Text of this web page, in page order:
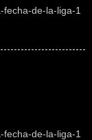
de-la-liga-1
de-la-liga-1